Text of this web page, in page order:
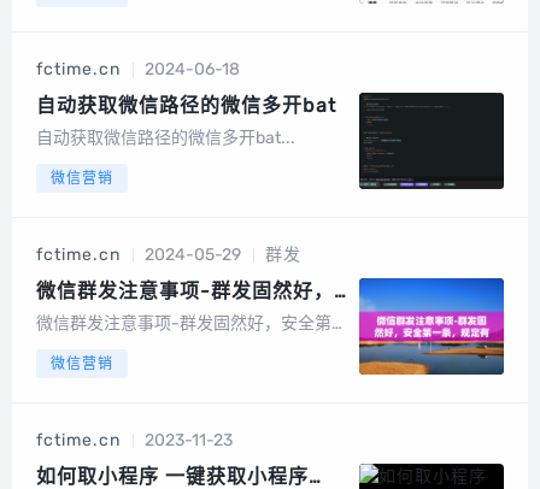
方拼单群的功能，美团以小区为单位建的
微信群...
fctime.cn 2024-06-18
自动获取微信路径的微信多开bat
自动获取微信路径的微信多开bat...
微信营销
fctime.cn 2024-05-29 群发
微信群发注意事项-群发固然好，
安全第一条，规定有风险，防封最
微信群发注意事项-群发固然好，安全第
醒，群发稍有不慎非常容易被微信限制或
因群发致使微信被限制登录或被封号，聚
客销不予...
微信营销
fctime.cn 2023-11-23
如何取小程序 一键获取小程序